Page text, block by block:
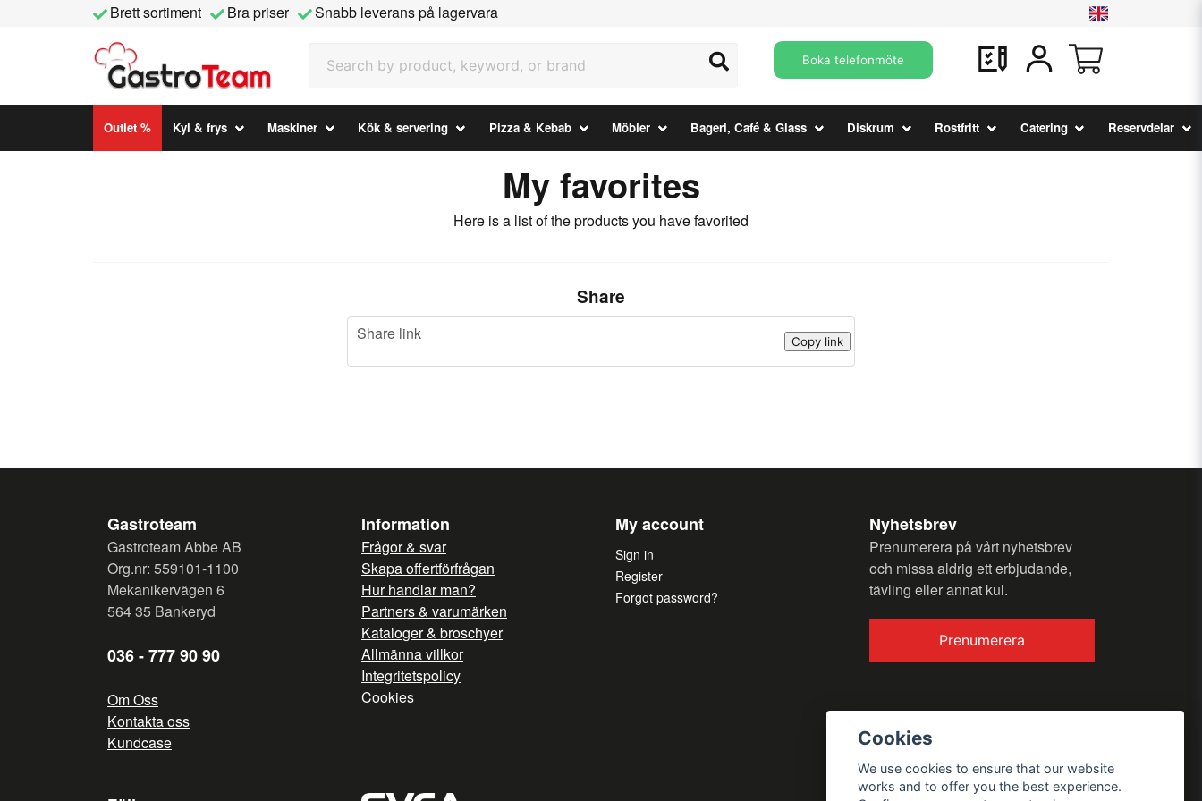
Brett sortiment Bra priser
Snabb leverans på lagervara
Boka telefonmöte
Outlet % Kyl & frys Maskiner Kök & servering Pizza & Kebab Möbler Bageri, Café & Glass Diskrum Rostfritt Catering Reservdelar
My favorites
Here is a list of the products you have favorited
Share
Share link Copy link
Gastroteam
Gastroteam Abbe AB
Org.nr: 559101-1100
Mekanikervägen 6
564 35 Bankeryd
036 - 777 90 90
Om Oss
Kontakta oss
Kundcase
Information
Frågor & svar
Skapa offertförfrågan
Hur handlar man?
Partners & varumärken
Kataloger & broschyer
Allmänna villkor
Integritetspolicy
Cookies
My account
Sign in
Register
Forgot password?
Nyhetsbrev
Prenumerera på vårt nyhetsbrev
och missa aldrig ett erbjudande,
tävling eller annat kul.
Prenumerera
Cookies
We use cookies to ensure that our website
works and to offer you the best experience.